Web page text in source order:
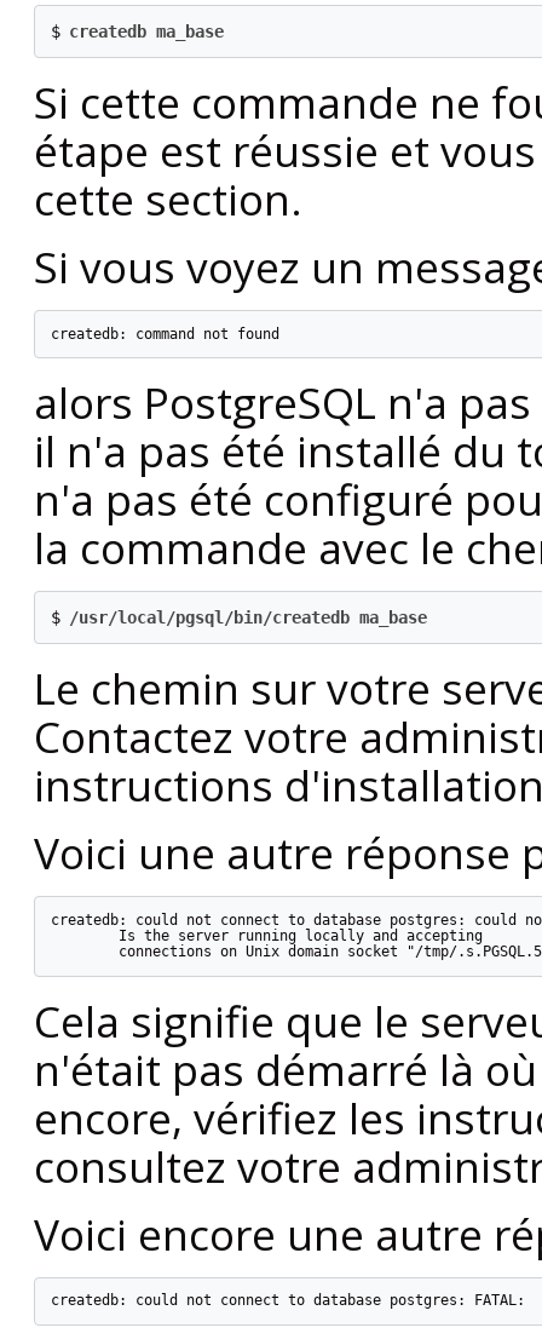
$ createdb ma_base
Si cette commande ne
étape est réussie et
cette section.
Si vous voyez un
createdb: command not found
alors PostgreSQL n'a
il n'a pas été installé du
n'a pas été configuré
la commande avec le
$ /usr/local/pgsql/bin/createdb ma_base
Le chemin sur votre
Contactez votre
instructions
Voici une autre réponse
createdb: could not connect to database postgres:
        Is the server running locally and accepting
connections on Unix domain socket "/tmp/
Cela signifie que le
n'était pas démarré là
encore, vérifiez les
consultez votre
Voici encore une autre
createdb: could not connect to database postgres: